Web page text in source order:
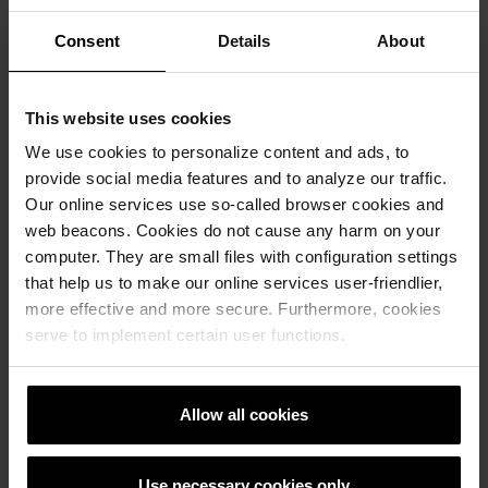
Consent Details About
This website uses cookies
We use cookies to personalize content and ads, to
provide social media features and to analyze our traffic.
Our online services use so-called browser cookies and
web beacons. Cookies do not cause any harm on your
computer. They are small files with configuration settings
that help us to make our online services user-friendlier,
more effective and more secure. Furthermore, cookies
serve to implement certain user functions.
Allow all cookies
Traditon 12 вентилациона ќерамида
Покрив
Tondach
Калкулатор
Бесплатна